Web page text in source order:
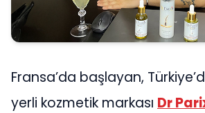
Fransa’da başlayan,
yerli kozmetik markası Dr